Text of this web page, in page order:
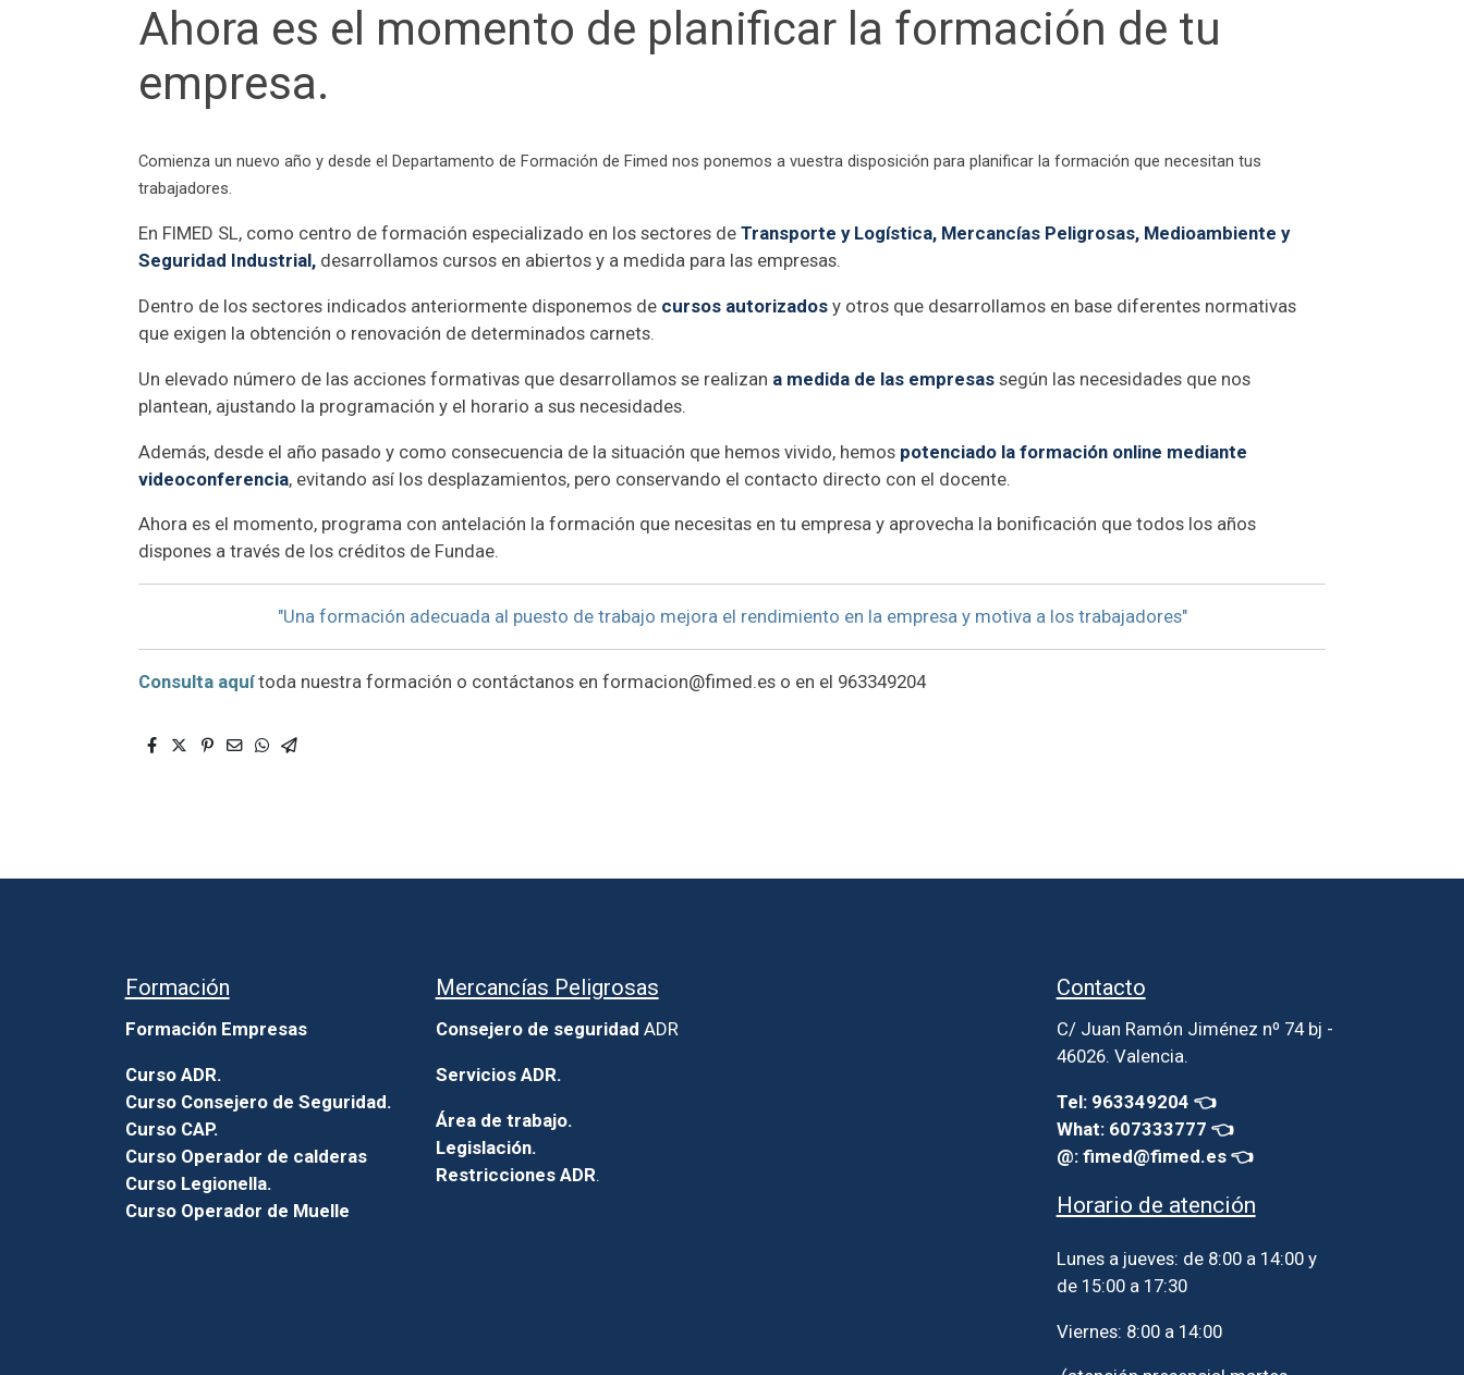
Ahora es el momento de planificar la formación de tu
empresa.
Comienza un nuevo año y desde el Departamento de Formación de Fimed nos ponemos a vuestra disposición para planificar la formación que necesitan tus
trabajadores.
En FIMED SL, como centro de formación especializado en los sectores deTransporte y Logística, Mercancías Peligrosas, Medioambientey
Seguridad Industrial, desarrollamos cursos en abiertos y a medida para las empresas.
Dentro de los sectores indicados anteriormente disponemos de cursos autorizados y otros que desarrollamos en base diferentes normativas
que exigen la obtención o renovación de determinados carnets.
Un elevado número de las acciones formativas que desarrollamos se realizan a medida de las empresas según las necesidades que nos
plantean, ajustando la programación y el horario a sus necesidades.
Además, desde el año pasado y como consecuencia de la situación que hemos vivido, hemos potenciado la formación online mediante
videoconferencia, evitando así los desplazamientos, pero conservando el contacto directo con el docente.
Ahora es el momento, programa con antelación la formación que necesitas en tu empresa y aprovecha la bonificación que todos los años
dispones a través de los créditos de Fundae.
"Una formación adecuada al puesto de trabajo mejora el rendimiento en la empresa y motiva a los trabajadores"
Consulta aquítoda nuestra formación o contáctanos en formacion@fimed.es o en el 963349204
Formación
Formación Empresas
Curso ADR.
Curso Consejero de Seguridad.
Curso CAP.
Curso Operador de calderas
Curso Legionella.
Curso Operador de Muelle
Mercancías Peligrosas
Consejero de seguridad ADR
Servicios ADR.
Área de trabajo.
Legislación.
Restricciones ADR.
Contacto
C/ Juan Ramón Jiménez nº 74 bj -
46026. Valencia.
Tel: 963349204 👈
What: 607333777 👈
@: fimed@fimed.es 👈
Horario de atención
Lunes a jueves: de 8:00 a 14:00 y
de 15:00 a 17:30
Viernes: 8:00 a 14:00